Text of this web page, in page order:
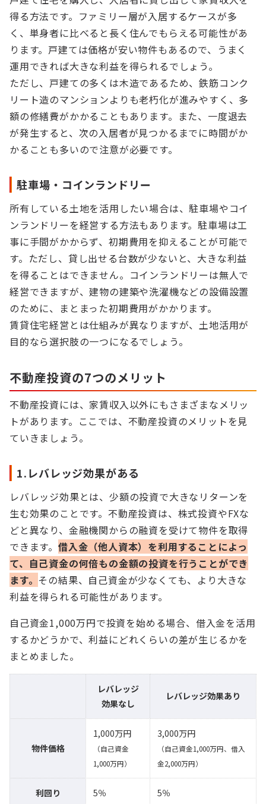
得る方法です。ファミリー層が入居するケースが多
く、単身者に比べると長く住んでもらえる可能性があ
ります。戸建ては価格が安い物件もあるので、うまく
運用できれば大きな利益を得られるでしょう。
ただし、戸建ての多くは木造であるため、鉄筋コンク
リート造のマンションよりも老朽化が進みやすく、多
額の修繕費がかかることもあります。また、一度退去
が発生すると、次の入居者が見つかるまでに時間がか
かることも多いので注意が必要です。
駐車場・コインランドリー
所有している土地を活用したい場合は、駐車場やコイ
ンランドリーを経営する方法もあります。駐車場は工
事に手間がかからず、初期費用を抑えることが可能で
す。ただし、貸し出せる台数が少ないと、大きな利益
を得ることはできません。コインランドリーは無人で
経営できますが、建物の建築や洗濯機などの設備設置
のために、まとまった初期費用がかかります。
賃貸住宅経営とは仕組みが異なりますが、土地活用が
目的なら選択肢の一つになるでしょう。
不動産投資の7つのメリット
不動産投資には、家賃収入以外にもさまざまなメリッ
トがあります。ここでは、不動産投資のメリットを見
ていきましょう。
1.レバレッジ効果がある
レバレッジ効果とは、少額の投資で大きなリターンを
生む効果のことです。不動産投資は、株式投資やFXな
どと異なり、金融機関からの融資を受けて物件を取得
できます。 借入金（他人資本）を利用することによっ
て、自己資金の何倍もの金額の投資を行うことができ
ます。 その結果、自己資金が少なくても、より大きな
利益を得られる可能性があります。
自己資金1,000万円で投資を始める場合、借入金を活用
するかどうかで、利益にどれくらいの差が生じるかを
まとめました。
レバレッジ
効果なし
レバレッジ効果あり
物件価格
1,000万円
（自己資金
1,000万円）
3,000万円
（自己資金1,000万円、借入
金2,000万円）
利回り 5％ 5％